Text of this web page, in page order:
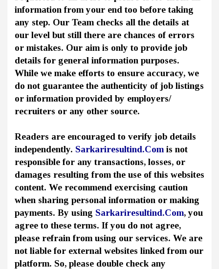
information from your end too before taking
any step. Our Team checks all the details at
our level but still there are chances of errors
or mistakes. Our aim is only to provide job
details for general information purposes.
While we make efforts to ensure accuracy, we
do not guarantee the authenticity of job listings
or information provided by employers/
recruiters or any other source.
Readers are encouraged to verify job details
independently. Sarkariresultind.Com is not
responsible for any transactions, losses, or
damages resulting from the use of this websites
content. We recommend exercising caution
when sharing personal information or making
payments. By using Sarkariresultind.Com, you
agree to these terms. If you do not agree,
please refrain from using our services. We are
not liable for external websites linked from our
platform. So, please double check any